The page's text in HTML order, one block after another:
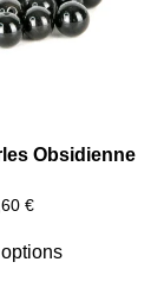
Obsidienne
€